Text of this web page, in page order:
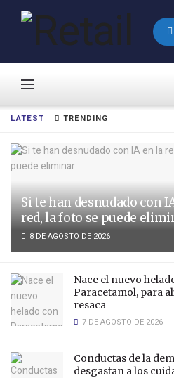
LATEST TRENDING
Si te han desnudado con
red, la foto se puede
8 DE AGOSTO DE 2026
Nace el nuevo
Paracetamol, para
resaca
7 DE AGOSTO DE 2026
Conductas de la
desgastan a los